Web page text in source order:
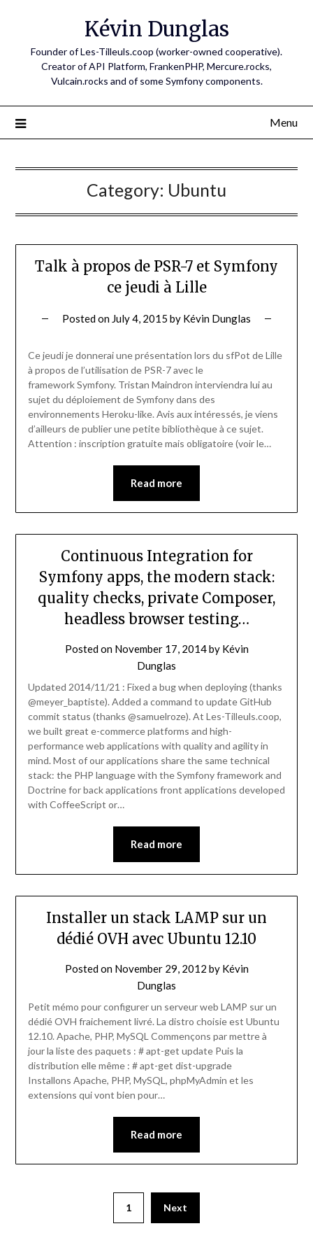
Kévin Dunglas
Founder of Les-Tilleuls.coop (worker-owned cooperative).
Creator of API Platform, FrankenPHP, Mercure.rocks,
Vulcain.rocks and of some Symfony components.
Menu
Category: Ubuntu
Talk à propos de PSR-7 et Symfony
ce jeudi à Lille
Posted on July 4, 2015 by Kévin Dunglas
Ce jeudi je donnerai une présentation lors du sfPot de Lille
à propos de l’utilisation de PSR-7 avec le
framework Symfony. Tristan Maindron interviendra lui au
sujet du déploiement de Symfony dans des
environnements Heroku-like. Avis aux intéressés, je viens
d’ailleurs de publier une petite bibliothèque à ce sujet.
Attention : inscription gratuite mais obligatoire (voir le…
Read more
Continuous Integration for
Symfony apps, the modern stack:
quality checks, private Composer,
headless browser testing…
Posted on November 17, 2014by Kévin
Dunglas
Updated 2014/11/21 : Fixed a bug when deploying (thanks
@meyer_baptiste). Added a command to update GitHub
commit status (thanks @samuelroze). At Les-Tilleuls.coop,
we built great e-commerce platforms and high-
performance web applications with quality and agility in
mind. Most of our applications share the same technical
stack: the PHP language with the Symfony framework and
Doctrine for back applications front applications developed
with CoffeeScript or…
Read more
Installer un stack LAMP sur un
dédié OVH avec Ubuntu 12.10
Posted on November 29, 2012 by Kévin
Dunglas
Petit mémo pour configurer un serveur web LAMP sur un
dédié OVH fraichement livré. La distro choisie est Ubuntu
12.10. Apache, PHP, MySQL Commençons par mettre à
jour la liste des paquets : # apt-get update Puis la
distribution elle même : # apt-get dist-upgrade
Installons Apache, PHP, MySQL, phpMyAdmin et les
extensions qui vont bien pour…
Read more
1 Next